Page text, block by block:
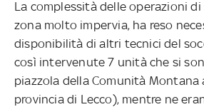
La complessità delle operazioni
zona molto impervia, ha reso
disponibilità di altri tecnici del
così intervenute 7 unità che si
piazzola della Comunità Montana
provincia di Lecco), mentre ne